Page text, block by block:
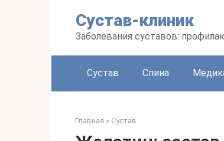
Сустав-клиник
Заболевания суставов:
Сустав Спина
Главная » Сустав